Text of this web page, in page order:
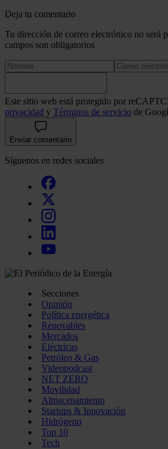
Deja tu comentario
Tu dirección de correo electrónico no será
campos son obligatorios
Este sitio web está protegido por
privacidad y Términos de servicio de
Enviar comentario
Síguenos en redes sociales
Secciones
Opinión
Política energética
Renovables
Mercados
Eléctricas
Petróleo & Gas
Videopodcast
NET ZERO
Movilidad
Almacenamiento
Startups & Innovación
Hidrógeno
Top 10
Tech